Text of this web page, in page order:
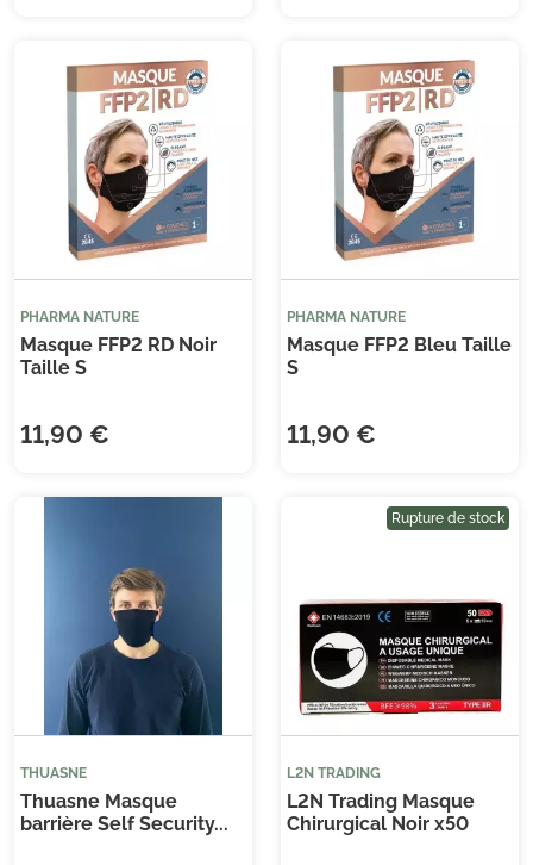
PHARMA NATURE
Masque FFP2 RD Noir
Taille S
11,90 €
PHARMA NATURE
Masque FFP2 Bleu Taille
S
11,90 €
THUASNE
Thuasne Masque
barrière Self Security...
Rupture de stock
L2N TRADING
L2N Trading Masque
Chirurgical Noir x50